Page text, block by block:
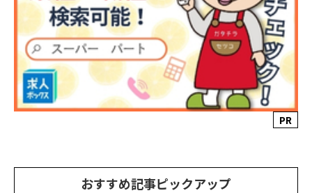
PR
おすすめ記事ピックアップ